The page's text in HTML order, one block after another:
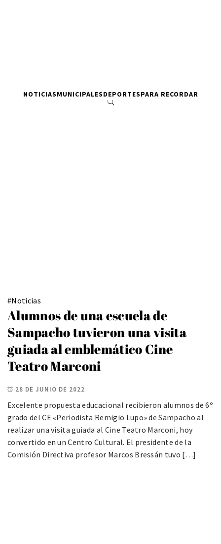
NOTICIASMUNICIPALESDEPORTESPARA RECORDAR
#Noticias
Alumnos de una escuela de
Sampacho tuvieron una visita
guiada al emblemático Cine
Teatro Marconi
28 DE JUNIO DE 2022
Excelente propuesta educacional recibieron alumnos de 6º
grado del CE «Periodista Remigio Lupo» de Sampacho al
realizar una visita guiada al Cine Teatro Marconi, hoy
convertido en un Centro Cultural. El presidente de la
Comisión Directiva profesor Marcos Bressán tuvo […]